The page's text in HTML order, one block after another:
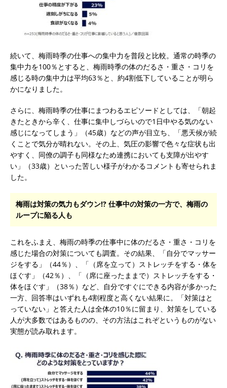
続いて、梅雨時季の仕事への集中力を普段と比較。通常の時季の
集中力を100％とすると、梅雨時季の体のだるさ・重さ・コリを
感じる時の集中力は平均63％と、約4割低下していることが明ら
かになりました。
さらに、梅雨時季の仕事にまつわるエピソードとしては、「朝起
きたときから辛く、仕事に集中しづらいので1日中やる気のない
感じになってしまう」（45歳）などの声が目立ち、「悪天候が続
くことで気分が晴れない。その上、気圧の影響で色々な症状も出
やすく、同僚の調子も同様なため連携においても支障が出やす
い」（33歳）といった苦しい様子がわかるコメントも寄せられま
した。
梅雨は対策の気力もダウン!? 仕事中の対策の一方で、梅雨の
ループに陥る人も
これをふまえ、梅雨の時季の仕事中に体のだるさ・重さ・コリを
感じた場合の対策についても調査。その結果、「自分でマッサー
ジをする」（44％）、「（席を立って）ストレッチをする・体を
ほぐす」（42％）、「（席に座ったままで）ストレッチをする・
体をほぐす」（38％）など、自分ですぐにできる内容が多かった
一方、回答率はいずれも4割程度と高くない結果に。「対策はと
っていない」と答えた人は全体の10％に留まり、対策をしている
人が大多数ではあるものの、その方法はこれぞというものがない
実態が読み取れます。